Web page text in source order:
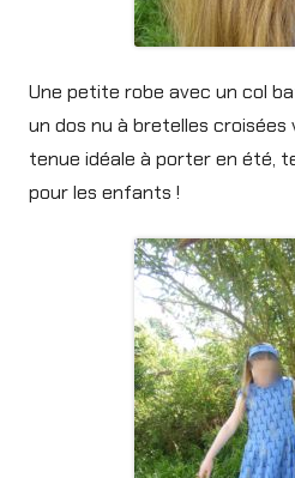
Une petite robe avec un col
un dos nu à bretelles croisées
tenue idéale à porter en été,
pour les enfants !